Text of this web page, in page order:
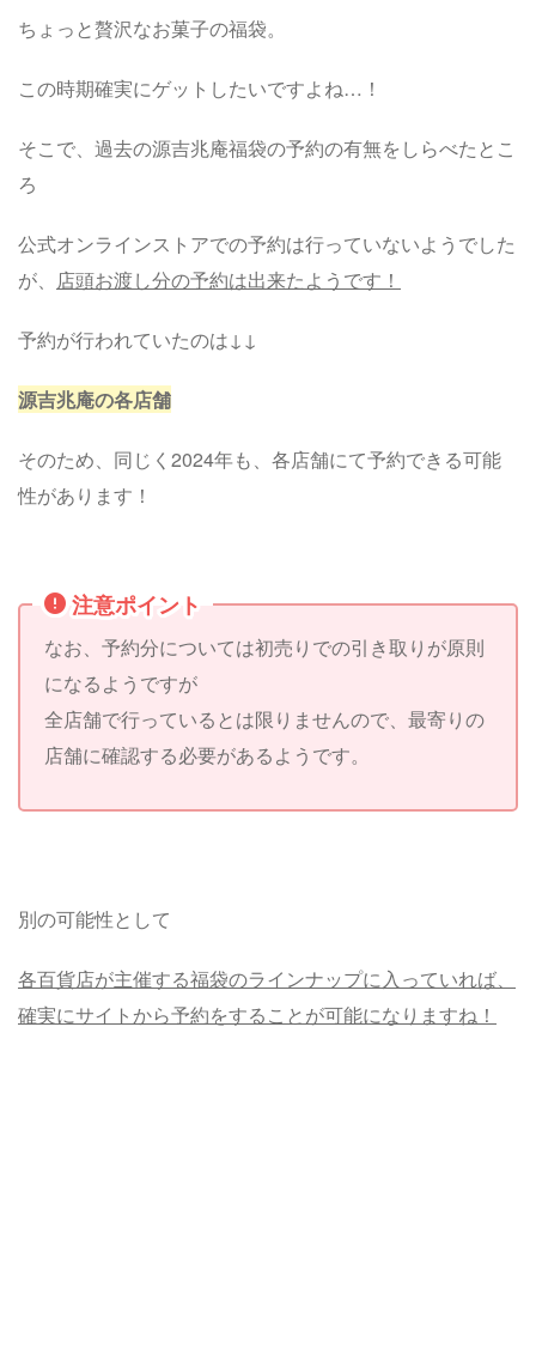
ちょっと贅沢なお菓子の福袋。
この時期確実にゲットしたいですよね…！
そこで、過去の源吉兆庵福袋の予約の有無をしらべたとこ
ろ
公式オンラインストアでの予約は行っていないようでした
が、 店頭お渡し分の予約は出来たようです！
予約が行われていたのは↓↓
源吉兆庵の各店舗
そのため、同じく2024年も、各店舗にて予約できる可能
性があります！
注意ポイント
なお、予約分については初売りでの引き取りが原則
になるようですが
全店舗で行っているとは限りませんので、最寄りの
店舗に確認する必要があるようです。
別の可能性として
各百貨店が主催する福袋のラインナップに入っていれば、
確実にサイトから予約をすることが可能になりますね！